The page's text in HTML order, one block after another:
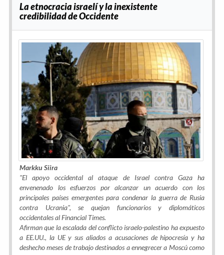
La etnocracia israelí y la inexistente
credibilidad de Occidente
Markku Siira
"El apoyo occidental al ataque de Israel contra Gaza ha
envenenado los esfuerzos por alcanzar un acuerdo con los
principales países emergentes para condenar la guerra de Rusia
contra Ucrania", se quejan funcionarios y diplomáticos
occidentales al Financial Times.
Afirman que la escalada del conflicto israelo-palestino ha expuesto
a EE.UU., la UE y sus aliados a acusaciones de hipocresía y ha
deshecho meses de trabajo destinados a ennegrecer a Moscú como